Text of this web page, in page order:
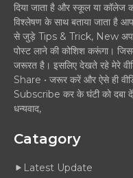
दिया जाता है और स्कूल या
विश्लेषण के साथ बताया जाता
से जुड़े Tips & Trick, New
पोस्ट लाने की कोशिश करूंगा।
जरूरत है। इसलिए देखते रहे मेरे
Share • जरूर करें और ऐसे ही
Subscribe कर के घंटी को दबा
धन्यवाद,
Catagory
Latest Update